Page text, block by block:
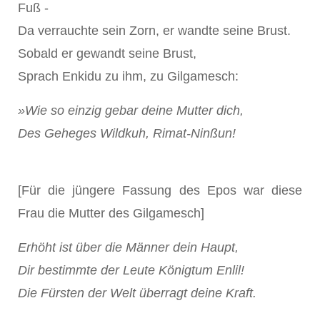
Fuß -
Da verrauchte sein Zorn, er wandte seine Brust.
Sobald er gewandt seine Brust,
Sprach Enkidu zu ihm, zu Gilgamesch:
»Wie so einzig gebar deine Mutter dich,
Des Geheges Wildkuh, Rimat-Ninßun!
[Für die jüngere Fassung des Epos war diese
Frau die Mutter des Gilgamesch]
Erhöht ist über die Männer dein Haupt,
Dir bestimmte der Leute Königtum Enlil!
Die Fürsten der Welt überragt deine Kraft.